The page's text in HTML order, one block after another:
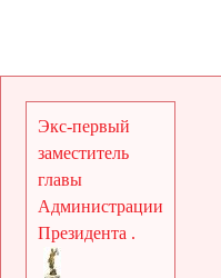
Экс-первый
заместитель
главы
Администрации
Президента .